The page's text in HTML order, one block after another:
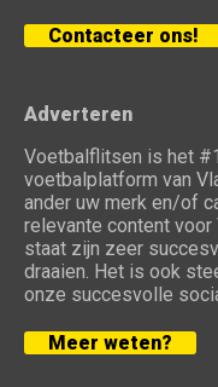
Contacteer ons!
Adverteren
Voetbalflitsen is het
voetbalplatform van
ander uw merk en/of
relevante content
staat zijn zeer
draaien. Het is ook
onze succesvolle
Meer weten?